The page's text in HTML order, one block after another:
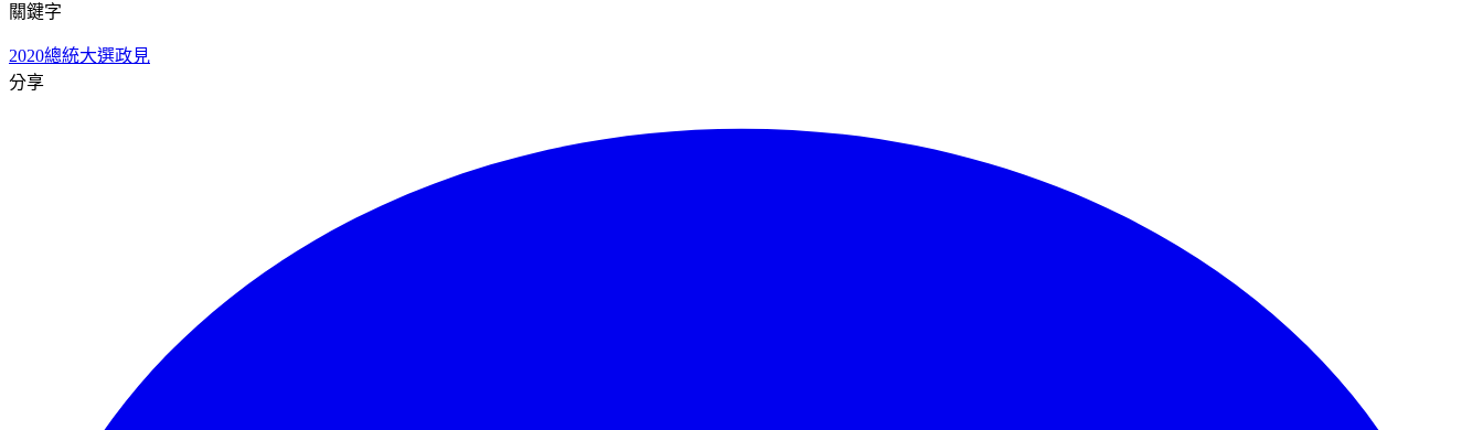
關鍵字
2020總統大選政見
分享